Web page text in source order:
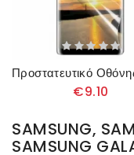
€9.10
SAMSUNG,
SAMSUNG